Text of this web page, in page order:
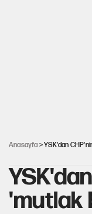
Anasayfa > YSK'dan
'mutlak